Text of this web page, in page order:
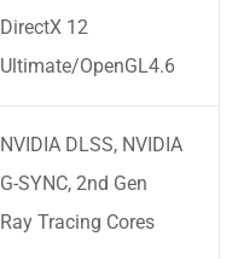
DirectX 12
Ultimate/OpenGL4.6
NVIDIA DLSS, NVIDIA
G-SYNC, 2nd Gen
Ray Tracing Cores